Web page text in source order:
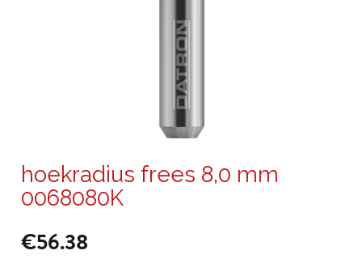
hoekradius frees 8,0 mm
0068080K
€56.38